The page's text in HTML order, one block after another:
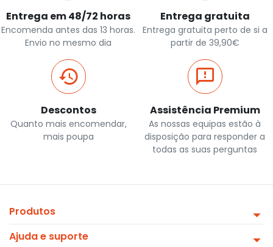
Entrega em 48/72 horas
Encomenda antes das 13 horas.
Envio no mesmo dia
Entrega gratuita
Entrega gratuita perto de si a
partir de 39,90€
Descontos
Quanto mais encomendar,
mais poupa
Assistência Premium
As nossas equipas estão à
disposição para responder a
todas as suas perguntas
Produtos
Ajuda e suporte